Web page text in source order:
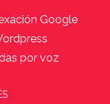
Google
por voz